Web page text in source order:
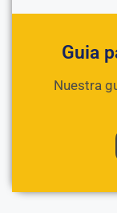
Guia
Nuestra